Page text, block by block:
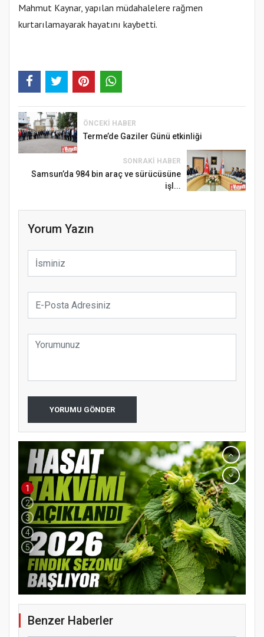
Mahmut Kaynar, yapılan müdahalelere rağmen
kurtarılamayarak hayatını kaybetti.
ÖNCEKI HABER
Terme’de Gaziler Günü etkinliği
SONRAKI HABER
Samsun’da 984 bin araç ve sürücüsüne
işl...
Yorum Yazın
YORUMU GÖNDER
1
2
3
4
5
Benzer Haberler